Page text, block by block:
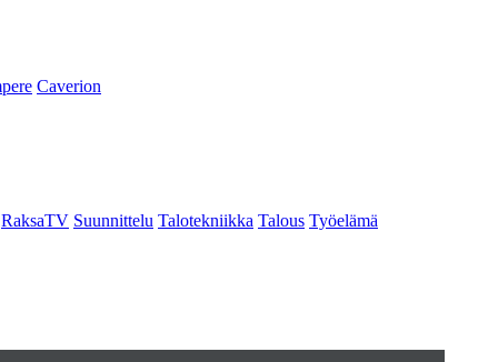
Caverion
RaksaTV Suunnittelu Talotekniikka Talous Työelämä